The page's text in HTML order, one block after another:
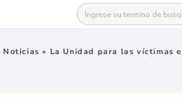
Buscar:
Noticias » La Unidad para las víctimas